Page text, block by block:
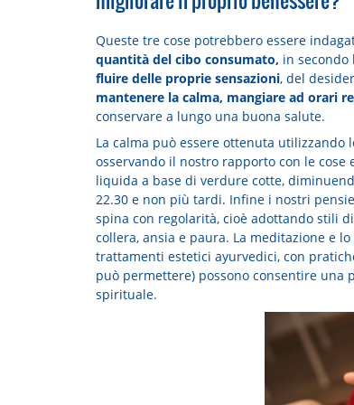
Queste tre cose potrebbero essere
quantità del cibo consumato, in secondo
fluire delle proprie sensazioni, del
mantenere la calma, mangiare ad orari
conservare a lungo una buona salute.
La calma può essere ottenuta utilizzando
osservando il nostro rapporto con le
liquida a base di verdure cotte,
22.30 e non più tardi. Infine i nostri
spina con regolarità, cioè adottando stili
collera, ansia e paura. La meditazione e
trattamenti estetici ayurvedici, con
può permettere) possono consentire una
spirituale.